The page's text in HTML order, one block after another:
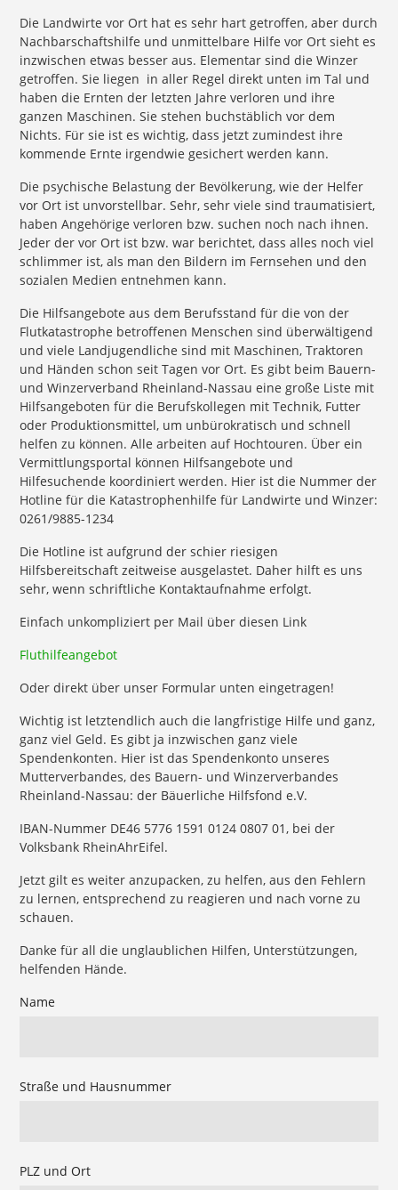
Die Landwirte vor Ort hat es sehr hart getroffen, aber durch
Nachbarschaftshilfe und unmittelbare Hilfe vor Ort sieht es
inzwischen etwas besser aus. Elementar sind die Winzer
getroffen. Sie liegen in aller Regel direkt unten im Tal und
haben die Ernten der letzten Jahre verloren und ihre
ganzen Maschinen. Sie stehen buchstäblich vor dem
Nichts. Für sie ist es wichtig, dass jetzt zumindest ihre
kommende Ernte irgendwie gesichert werden kann.
Die psychische Belastung der Bevölkerung, wie der Helfer
vor Ort ist unvorstellbar. Sehr, sehr viele sind traumatisiert,
haben Angehörige verloren bzw. suchen noch nach ihnen.
Jeder der vor Ort ist bzw. war berichtet, dass alles noch viel
schlimmer ist, als man den Bildern im Fernsehen und den
sozialen Medien entnehmen kann.
Die Hilfsangebote aus dem Berufsstand für die von der
Flutkatastrophe betroffenen Menschen sind überwältigend
und viele Landjugendliche sind mit Maschinen, Traktoren
und Händen schon seit Tagen vor Ort. Es gibt beim Bauern-
und Winzerverband Rheinland-Nassau eine große Liste mit
Hilfsangeboten für die Berufskollegen mit Technik, Futter
oder Produktionsmittel, um unbürokratisch und schnell
helfen zu können. Alle arbeiten auf Hochtouren. Über ein
Vermittlungsportal können Hilfsangebote und
Hilfesuchende koordiniert werden. Hier ist die Nummer der
Hotline für die Katastrophenhilfe für Landwirte und Winzer:
0261/9885-1234
Die Hotline ist aufgrund der schier riesigen
Hilfsbereitschaft zeitweise ausgelastet. Daher hilft es uns
sehr, wenn schriftliche Kontaktaufnahme erfolgt.
Einfach unkompliziert per Mail über diesen Link
Fluthilfeangebot
Oder direkt über unser Formular unten eingetragen!
Wichtig ist letztendlich auch die langfristige Hilfe und ganz,
ganz viel Geld. Es gibt ja inzwischen ganz viele
Spendenkonten. Hier ist das Spendenkonto unseres
Mutterverbandes, des Bauern- und Winzerverbandes
Rheinland-Nassau: der Bäuerliche Hilfsfond e.V.
IBAN-Nummer DE46 5776 1591 0124 0807 01, bei der
Volksbank RheinAhrEifel.
Jetzt gilt es weiter anzupacken, zu helfen, aus den Fehlern
zu lernen, entsprechend zu reagieren und nach vorne zu
schauen.
Danke für all die unglaublichen Hilfen, Unterstützungen,
helfenden Hände.
Name
Straße und Hausnummer
PLZ und Ort